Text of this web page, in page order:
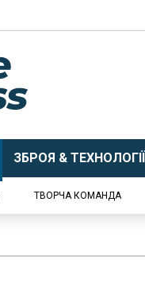
ЗБРОЯ & ТЕХНОЛОГІЇ
ТВОРЧА КОМАНДА